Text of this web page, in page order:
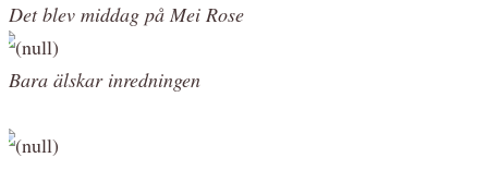
Det blev middag på Mei Rose
Bara älskar inredningen